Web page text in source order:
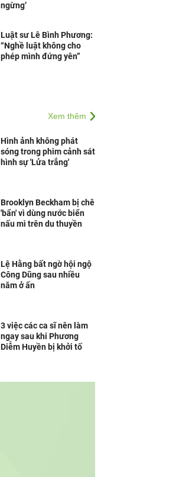
ngừng’
Luật sư Lê Bình Phương:
“Nghề luật không cho
phép mình đứng yên”
Xem thêm
Hình ảnh không phát
sóng trong phim cảnh sát
hình sự 'Lửa trắng'
Brooklyn Beckham bị chê
'bẩn' vì dùng nước biển
nấu mì trên du thuyền
Lệ Hằng bất ngờ hội ngộ
Công Dũng sau nhiều
năm ở ẩn
3 việc các ca sĩ nên làm
ngay sau khi Phương
Diễm Huyền bị khởi tố